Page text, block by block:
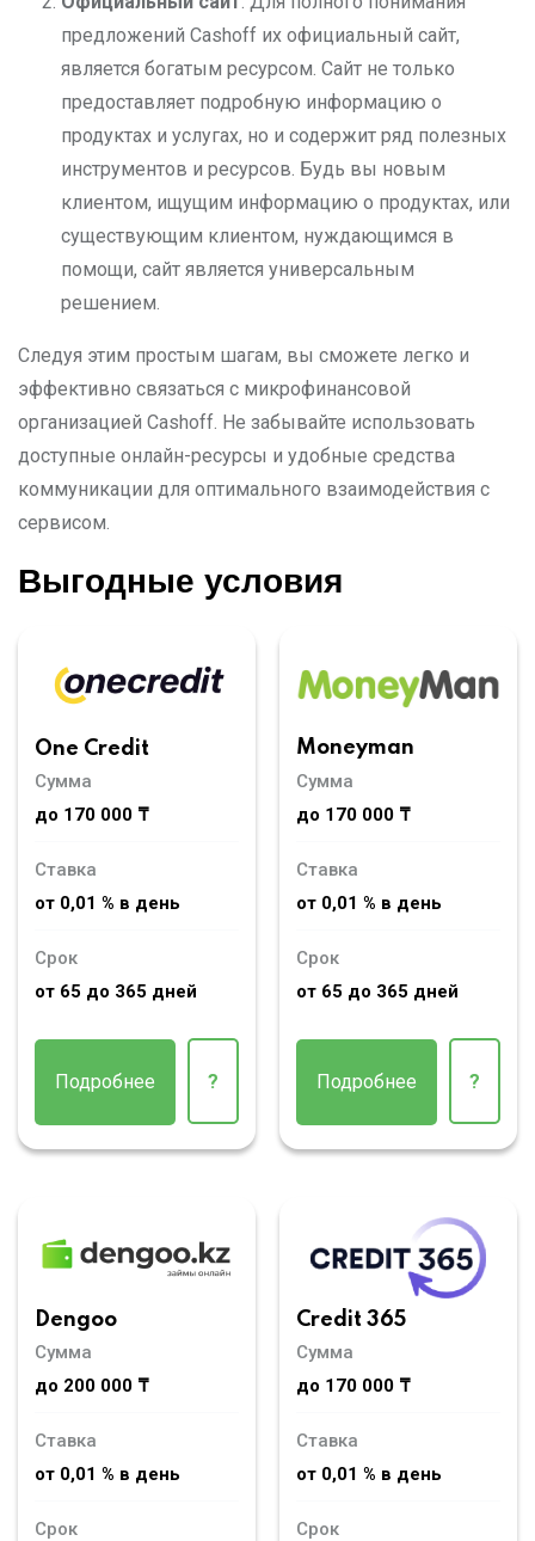
предложений Cashoff их официальный сайт,
является богатым ресурсом. Сайт не только
предоставляет подробную информацию о
продуктах и услугах, но и содержит ряд полезных
инструментов и ресурсов. Будь вы новым
клиентом, ищущим информацию о продуктах, или
существующим клиентом, нуждающимся в
помощи, сайт является универсальным
решением.
Следуя этим простым шагам, вы сможете легко и
эффективно связаться с микрофинансовой
организацией Cashoff. Не забывайте использовать
доступные онлайн-ресурсы и удобные средства
коммуникации для оптимального взаимодействия с
сервисом.
Выгодные условия
One Credit
Сумма
до 170 000 ₸
Ставка
от 0,01 % в день
Срок
от 65 до 365 дней
Подробнее ?
Moneyman
Сумма
до 170 000 ₸
Ставка
от 0,01 % в день
Срок
от 65 до 365 дней
Подробнее ?
Dengoo
Сумма
до 200 000 ₸
Ставка
от 0,01 % в день
Срок
Credit 365
Сумма
до 170 000 ₸
Ставка
от 0,01 % в день
Срок